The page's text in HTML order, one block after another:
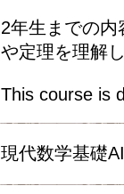
2年生までの
や定理を理解
This course is
現代数学基礎